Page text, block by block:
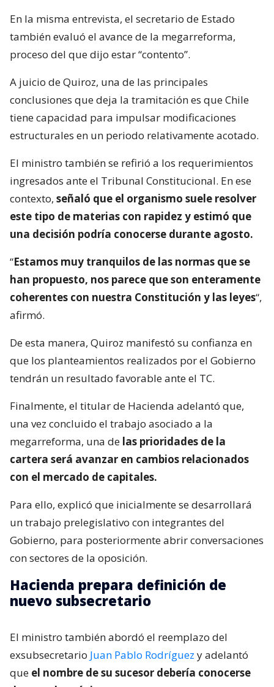
En la misma entrevista, el secretario de Estado
también evaluó el avance de la megarreforma,
proceso del que dijo estar “contento”.
A juicio de Quiroz, una de las principales
conclusiones que deja la tramitación es que Chile
tiene capacidad para impulsar modificaciones
estructurales en un periodo relativamente acotado.
El ministro también se refirió a los requerimientos
ingresados ante el Tribunal Constitucional. En ese
contexto, señaló que el organismo suele resolver
este tipo de materias con rapidez y estimó que
una decisión podría conocerse durante agosto.
“Estamos muy tranquilos de las normas que se
han propuesto, nos parece que son enteramente
coherentes con nuestra Constitución y las leyes“,
afirmó.
De esta manera, Quiroz manifestó su confianza en
que los planteamientos realizados por el Gobierno
tendrán un resultado favorable ante el TC.
Finalmente, el titular de Hacienda adelantó que,
una vez concluido el trabajo asociado a la
megarreforma, una de las prioridades de la
cartera será avanzar en cambios relacionados
con el mercado de capitales.
Para ello, explicó que inicialmente se desarrollará
un trabajo prelegislativo con integrantes del
Gobierno, para posteriormente abrir conversaciones
con sectores de la oposición.
Hacienda prepara definición de
nuevo subsecretario
El ministro también abordó el reemplazo del
exsubsecretario Juan Pablo Rodríguez y adelantó
que el nombre de su sucesor debería conocerse